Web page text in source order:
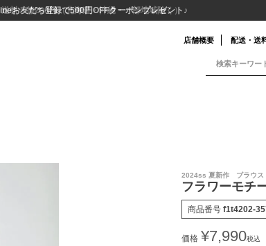
送料一律290円（北海道・沖縄・一部地域除く）
店舗概要 配送・送
2024ss 夏新作 ブラウ
フラワーモチ
商品番号 f1t4202-
価格 ¥7,990税込